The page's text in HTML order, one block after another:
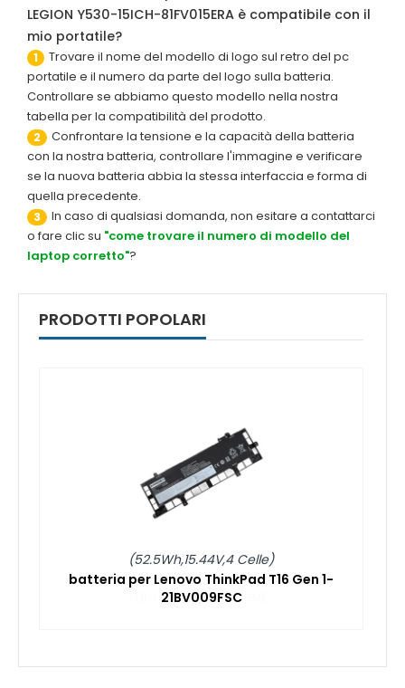
LEGION Y530-15ICH-81FV015ERA è compatibile con il
mio portatile?
1
Trovare il nome del modello di logo sul retro del pc
portatile e il numero da parte del logo sulla batteria.
Controllare se abbiamo questo modello nella nostra
tabella per la compatibilità del prodotto.
2
Confrontare la tensione e la capacità della batteria
con la nostra batteria, controllare l'immagine e verificare
se la nuova batteria abbia la stessa interfaccia e forma di
quella precedente.
3
In caso di qualsiasi domanda, non esitare a contattarci
o fare clic su "come trovare il numero di modello del
laptop corretto"?
PRODOTTI POPOLARI
(52.5Wh,15.44V,4 Celle)
batteria per Lenovo ThinkPad T16 Gen 1-
21BV009FSC